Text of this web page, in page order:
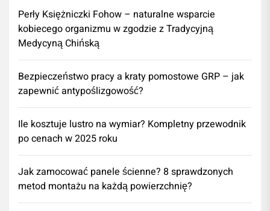
Perły Księżniczki Fohow – naturalne wsparcie
kobiecego organizmu w zgodzie z Tradycyjną
Medycyną Chińską
Bezpieczeństwo pracy a kraty pomostowe GRP – jak
zapewnić antypoślizgowość?
Ile kosztuje lustro na wymiar? Kompletny przewodnik
po cenach w 2025 roku
Jak zamocować panele ścienne? 8 sprawdzonych
metod montażu na każdą powierzchnię?